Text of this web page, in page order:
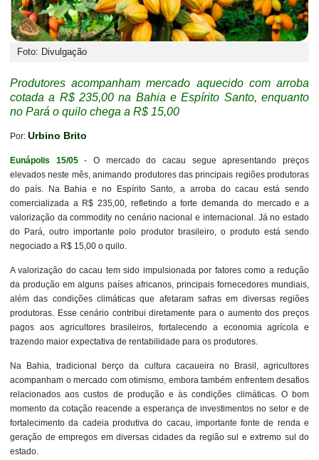
Foto: Divulgação
Produtores acompanham mercado aquecido com arroba
cotada a R$ 235,00 na Bahia e Espírito Santo, enquanto
no Pará o quilo chega a R$ 15,00
Por: Urbino Brito
Eunápolis 15/05- O mercado do cacau segue apresentando preços
elevados neste mês, animando produtores das principais regiões produtoras
do país. Na Bahia e no Espírito Santo, a arroba do cacau está sendo
comercializada a R$ 235,00, refletindo a forte demanda do mercado e a
valorização da commodity no cenário nacional e internacional. Já no estado
do Pará, outro importante polo produtor brasileiro, o produto está sendo
negociado a R$ 15,00 o quilo.
A valorização do cacau tem sido impulsionada por fatores como a redução
da produção em alguns países africanos, principais fornecedores mundiais,
além das condições climáticas que afetaram safras em diversas regiões
produtoras. Esse cenário contribui diretamente para o aumento dos preços
pagos aos agricultores brasileiros, fortalecendo a economia agrícola e
trazendo maior expectativa de rentabilidade para os produtores.
Na Bahia, tradicional berço da cultura cacaueira no Brasil, agricultores
acompanham o mercado com otimismo, embora também enfrentem desafios
relacionados aos custos de produção e às condições climáticas. O bom
momento da cotação reacende a esperança de investimentos no setor e de
fortalecimento da cadeia produtiva do cacau, importante fonte de renda e
geração de empregos em diversas cidades da região sul e extremo sul do
estado.